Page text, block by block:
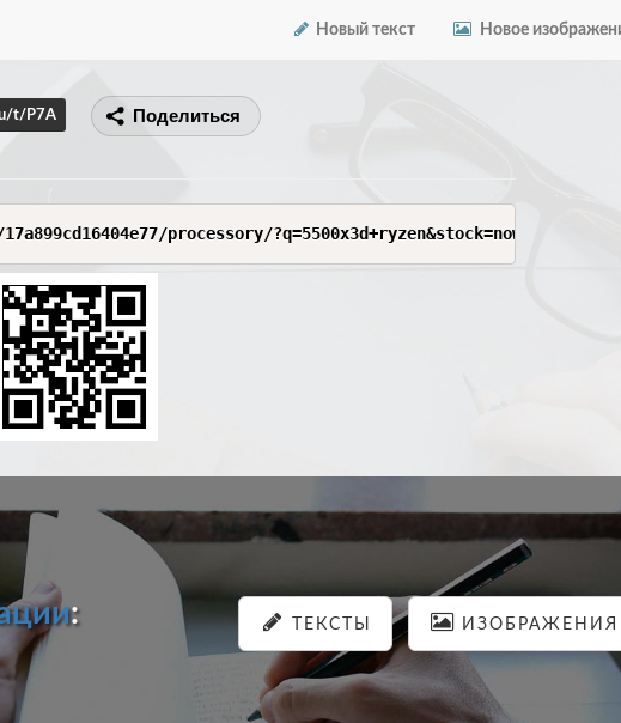
Новый текст Новое
t/P7A Поделиться
processory/?q=5500x3d+ryzen&stock=now-today-
: ТЕКСТЫ ИЗОБРАЖЕНИЯ